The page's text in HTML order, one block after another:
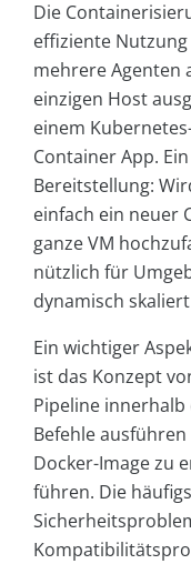
Die
effiziente
mehrere Agenten
einzigen Host
einem
Container App.
Bereitstellung:
einfach ein neuer
ganze VM
nützlich für
dynamisch
Ein wichtiger
ist das Konzept
Pipeline innerhalb
Befehle ausführen
Docker-Image zu
führen. Die